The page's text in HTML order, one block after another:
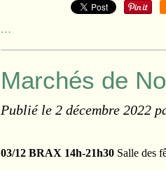
…
Marchés de
Publié le 2 décembre 2022
03/12 BRAX 14h-21h30 Salle des